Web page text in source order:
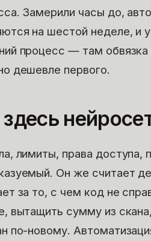
Замерили часы до,
на шестой неделе, и
процесс — там обвязка
дешевле первого.
здесь
лимиты, права
Он же считает
за то, с чем код не
вытащить сумму из
по-новому.